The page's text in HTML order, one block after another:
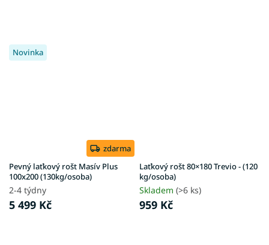
Novinka
zdarma
Pevný laťkový rošt Masív Plus
100x200 (130kg/osoba)
2-4 týdny
5 499 Kč
Laťkový rošt 80×180 Trevio - (120
kg/osoba)
Skladem (>6 ks)
959 Kč